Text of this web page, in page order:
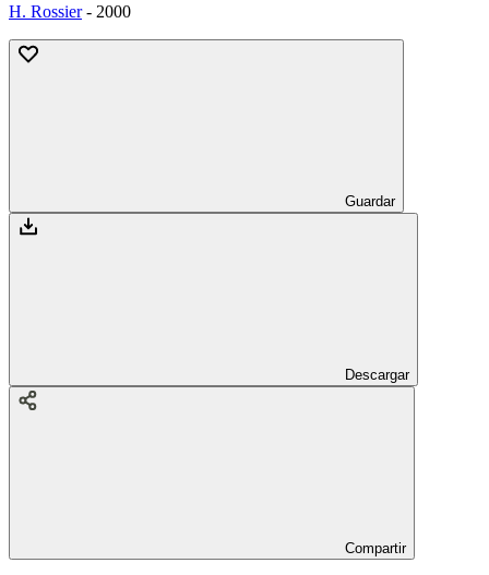
H. Rossier- 2000
Guardar
Descargar
Compartir